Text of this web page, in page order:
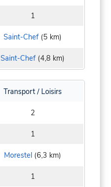
1
Saint-Chef (5 km)
Saint-Chef (4,8 km)
Transport / Loisirs
2
1
Morestel (6,3 km)
1